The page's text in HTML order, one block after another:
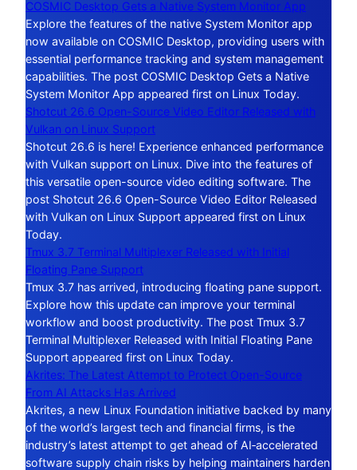
COSMIC Desktop Gets a Native System Monitor App
Explore the features of the native System Monitor app
now available on COSMIC Desktop, providing users with
essential performance tracking and system management
capabilities. The post COSMIC Desktop Gets a Native
System Monitor App appeared first on Linux Today.
Shotcut 26.6 Open-Source Video Editor Released with
Vulkan on Linux Support
Shotcut 26.6 is here! Experience enhanced performance
with Vulkan support on Linux. Dive into the features of
this versatile open-source video editing software. The
post Shotcut 26.6 Open-Source Video Editor Released
with Vulkan on Linux Support appeared first on Linux
Today.
Tmux 3.7 Terminal Multiplexer Released with Initial
Floating Pane Support
Tmux 3.7 has arrived, introducing floating pane support.
Explore how this update can improve your terminal
workflow and boost productivity. The post Tmux 3.7
Terminal Multiplexer Released with Initial Floating Pane
Support appeared first on Linux Today.
Akrites: The Latest Attempt to Protect Open-Source
From AI Attacks Has Arrived
Akrites, a new Linux Foundation initiative backed by many
of the world’s largest tech and financial firms, is the
industry’s latest attempt to get ahead of AI‑accelerated
software supply chain risks by helping maintainers harden